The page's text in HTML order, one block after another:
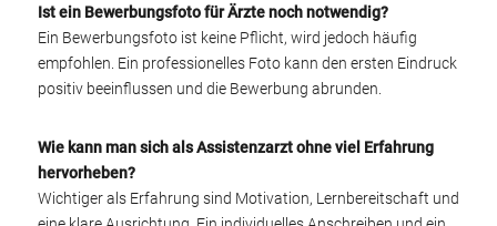
Ist ein Bewerbungsfoto für Ärzte noch notwendig?
Ein Bewerbungsfoto ist keine Pflicht, wird jedoch häufig
empfohlen. Ein professionelles Foto kann den ersten Eindruck
positiv beeinflussen und die Bewerbung abrunden.
Wie kann man sich als Assistenzarzt ohne viel Erfahrung
hervorheben?
Wichtiger als Erfahrung sind Motivation, Lernbereitschaft und